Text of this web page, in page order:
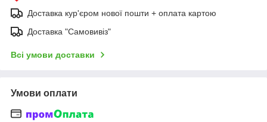
Доставка кур'єром нової пошти + оплата картою
Доставка "Самовивіз"
Всі умови доставки
Умови оплати